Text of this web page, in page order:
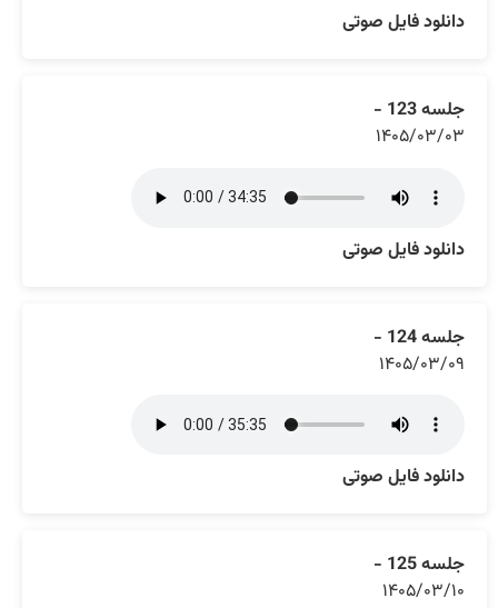
دانلود فایل صوتی
جلسه 123 -
۱۴۰۵/۰۳/۰۳
دانلود فایل صوتی
جلسه 124 -
۱۴۰۵/۰۳/۰۹
دانلود فایل صوتی
جلسه 125 -
۱۴۰۵/۰۳/۱۰